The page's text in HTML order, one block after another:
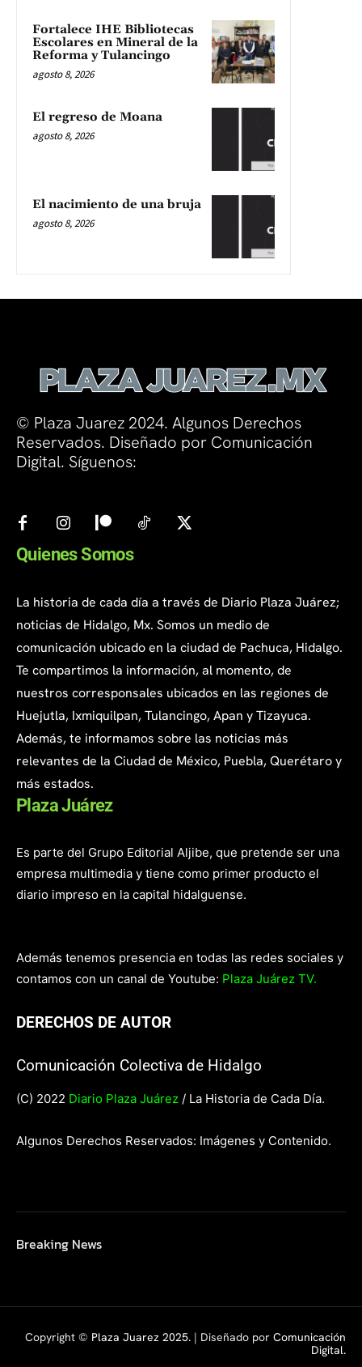
Fortalece IHE Bibliotecas
Escolares en Mineral de la
Reforma y Tulancingo
agosto 8, 2026
El regreso de Moana
agosto 8, 2026
El nacimiento de una bruja
agosto 8, 2026
© Plaza Juarez 2024. Algunos Derechos
Reservados. Diseñado por Comunicación
Digital. Síguenos:
Quienes Somos
La historia de cada día a través de Diario Plaza Juárez;
noticias de Hidalgo, Mx. Somos un medio de
comunicación ubicado en la ciudad de Pachuca, Hidalgo.
Te compartimos la información, al momento, de
nuestros corresponsales ubicados en las regiones de
Huejutla, Ixmiquilpan, Tulancingo, Apan y Tizayuca.
Además, te informamos sobre las noticias más
relevantes de la Ciudad de México, Puebla, Querétaro y
más estados.
Plaza Juárez
Es parte del Grupo Editorial Aljibe, que pretende ser una
empresa multimedia y tiene como primer producto el
diario impreso en la capital hidalguense.
Además tenemos presencia en todas las redes sociales y
contamos con un canal de Youtube: Plaza Juárez TV.
DERECHOS DE AUTOR
Comunicación Colectiva de Hidalgo
(C) 2022 Diario Plaza Juárez / La Historia de Cada Día.
Algunos Derechos Reservados: Imágenes y Contenido.
Breaking News
Copyright © Plaza Juarez 2025. | Diseñado por Comunicación
Digital.